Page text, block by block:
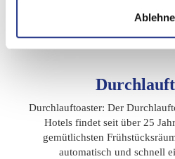
Durchlauftoaster: Der
Hotels findet seit über 25
gemütlichsten
automatisch und schnell